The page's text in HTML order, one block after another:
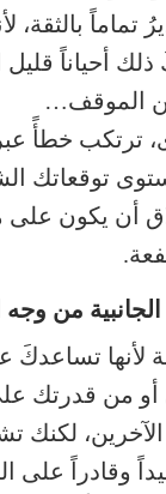
بالثقة،
أحياناً قليل
الموقف…
ترتكب خطأً
توقعاتك
أن يكون
الجانبية من وجه
لأنها تساعدكَ
أو من قدرتك
لكنك
وقادراً على